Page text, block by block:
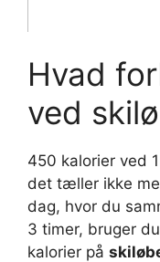
Hvad
ved
450 kalorier ved
det tæller ikke
dag, hvor du
3 timer, bruger
kalorier på